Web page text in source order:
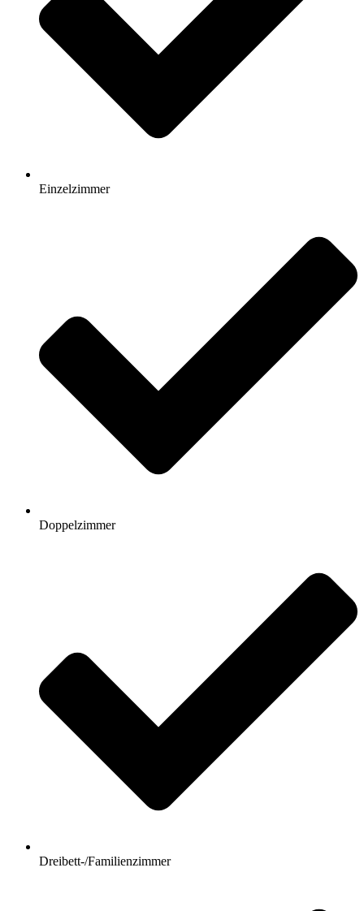
Einzelzimmer
Doppelzimmer
Dreibett-/Familienzimmer